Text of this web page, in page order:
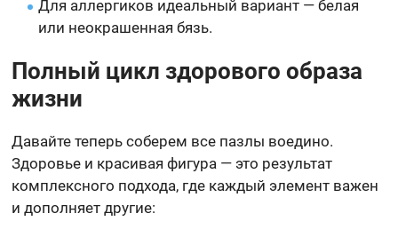
Для аллергиков идеальный вариант — белая
или неокрашенная бязь.
Полный цикл здорового образа
жизни
Давайте теперь соберем все пазлы воедино.
Здоровье и красивая фигура — это результат
комплексного подхода, где каждый элемент важен
и дополняет другие: